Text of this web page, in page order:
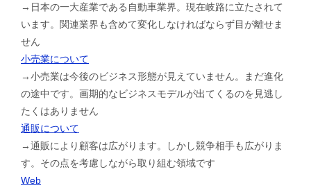
→日本の一大産業である自動車業界。現在岐路に立たされて
います。関連業界も含めて変化しなければならず目が離せま
せん
小売業について
→小売業は今後のビジネス形態が見えていません。まだ進化
の途中です。画期的なビジネスモデルが出てくるのを見逃し
たくはありません
通販について
→通販により顧客は広がります。しかし競争相手も広がりま
す。その点を考慮しながら取り組む領域です
Web